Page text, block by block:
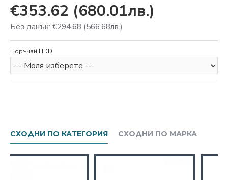
€353.62 (680.01лв.)
Без данък: €294.68 (566.68лв.)
Поръчай HDD
СХОДНИ ПО КАТЕГОРИЯ СХОДНИ ПО МАРКА